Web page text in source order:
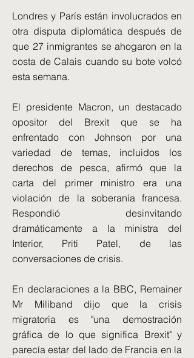
Londres y París están involucrados en
otra disputa diplomática después de
que 27 inmigrantes se ahogaron en la
costa de Calais cuando su bote volcó
esta semana.
El presidente Macron, un destacado
opositor del Brexit que se ha
enfrentado con Johnson por una
variedad de temas, incluidos los
derechos de pesca, afirmó que la
carta del primer ministro era una
violación de la soberanía francesa.
Respondió desinvitando
dramáticamente a la ministra del
Interior, Priti Patel, de las
conversaciones de crisis.
En declaraciones a la BBC, Remainer
Mr Miliband dijo que la crisis
migratoria es "una demostración
gráfica de lo que significa Brexit" y
parecía estar del lado de Francia en la